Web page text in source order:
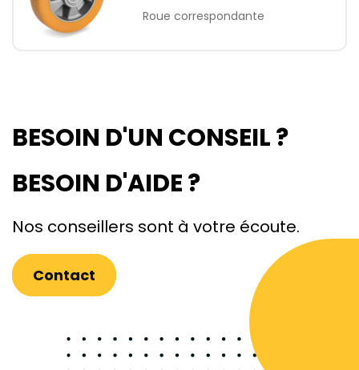
Roue correspondante
BESOIN D'UN CONSEIL ?
BESOIN D'AIDE ?
Nos conseillers sont à votre écoute.
Contact